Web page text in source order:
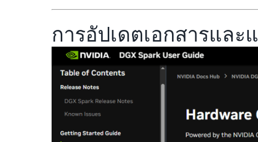
การอัปเดตเอกสารและ